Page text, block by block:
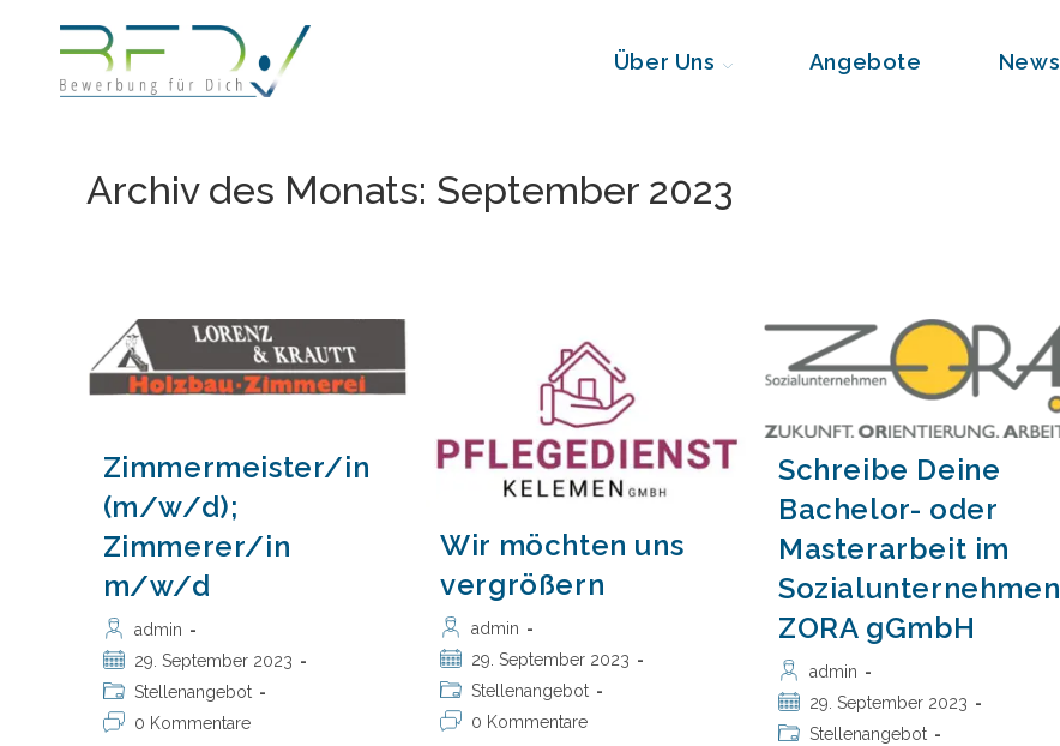
Über Uns Angebote News
Archiv des Monats: September 2023
Zimmermeister/in
(m/w/d);
Zimmerer/in
m/w/d
Beitrags-
Autor:
admin
Beitrag
veröffentlicht:
29. September 2023
Beitrags-
Kategorie:
Stellenangebot
Beitrags-0 Kommentare
Wir möchten uns
vergrößern
Beitrags-
Autor:
admin
Beitrag
veröffentlicht:
29. September 2023
Beitrags-
Kategorie:
Stellenangebot
Beitrags-0 Kommentare
Schreibe Deine
Bachelor- oder
Masterarbeit im
Sozialunternehmen
ZORA gGmbH
Beitrags-
Autor:
admin
Beitrag
veröffentlicht:
29. September 2023
Beitrags-
Stellenangebot